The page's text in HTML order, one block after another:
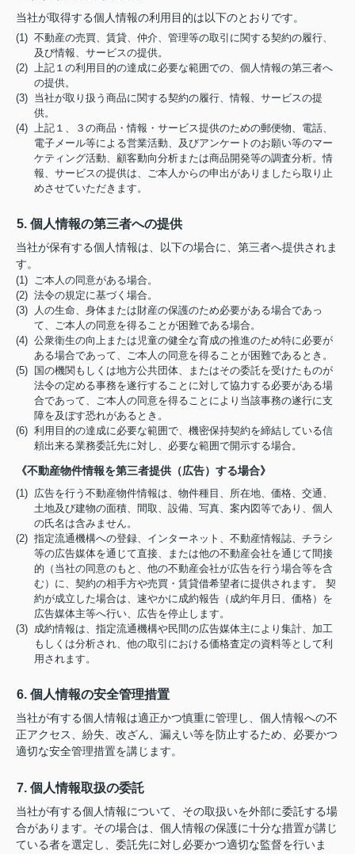
当社が取得する個人情報の利用目的は以下のとおりです。
(1) 不動産の売買、賃貸、仲介、管理等の取引に関する契約の履行、
及び情報、サービスの提供。
(2) 上記１の利用目的の達成に必要な範囲での、個人情報の第三者へ
の提供。
(3) 当社が取り扱う商品に関する契約の履行、情報、サービスの提
供。
(4) 上記１、３の商品・情報・サービス提供のための郵便物、電話、
電子メール等による営業活動、及びアンケートのお願い等のマー
ケティング活動、顧客動向分析または商品開発等の調査分析。情
報、サービスの提供は、ご本人からの申出がありましたら取り止
めさせていただきます。
5. 個人情報の第三者への提供
当社が保有する個人情報は、以下の場合に、第三者へ提供されま
す。
(1) ご本人の同意がある場合。
(2) 法令の規定に基づく場合。
(3) 人の生命、身体または財産の保護のため必要がある場合であっ
て、ご本人の同意を得ることが困難である場合。
(4) 公衆衛生の向上または児童の健全な育成の推進のため特に必要が
ある場合であって、ご本人の同意を得ることが困難であるとき。
(5) 国の機関もしくは地方公共団体、またはその委託を受けたものが
法令の定める事務を遂行することに対して協力する必要がある場
合であって、ご本人の同意を得ることにより当該事務の遂行に支
障を及ぼす恐れがあるとき。
(6) 利用目的の達成に必要な範囲で、機密保持契約を締結している信
頼出来る業務委託先に対し、必要な範囲で開示する場合。
《不動産物件情報を第三者提供（広告）する場合》
(1) 広告を行う不動産物件情報は、物件種目、所在地、価格、交通、
土地及び建物の面積、間取、設備、写真、案内図等であり、個人
の氏名は含みません。
(2) 指定流通機構への登録、インターネット、不動産情報誌、チラシ
等の広告媒体を通じて直接、または他の不動産会社を通じて間接
的（当社の同意のもと、他の不動産会社が広告を行う場合等を含
む）に、契約の相手方や売買・賃貸借希望者に提供されます。 契
約が成立した場合は、速やかに成約報告（成約年月日、価格）を
広告媒体主等へ行い、広告を停止します。
(3) 成約情報は、指定流通機構や民間の広告媒体主により集計、加工
もしくは分析され、他の取引における価格査定の資料等として利
用されます。
6. 個人情報の安全管理措置
当社が有する個人情報は適正かつ慎重に管理し、個人情報への不
正アクセス、紛失、改ざん、漏えい等を防止するため、必要かつ
適切な安全管理措置を講じます。
7. 個人情報取扱の委託
当社が有する個人情報について、その取扱いを外部に委託する場
合があります。その場合は、個人情報の保護に十分な措置が講じ
ている者を選定し、委託先に対し必要かつ適切な監督を行いま